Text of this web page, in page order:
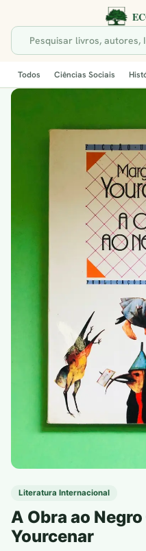
Todos Ciências Sociais
Literatura Internacional
A Obra ao
Yourcenar